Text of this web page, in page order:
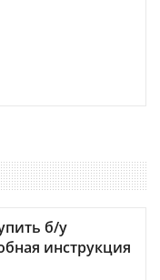
б/у
инструкция